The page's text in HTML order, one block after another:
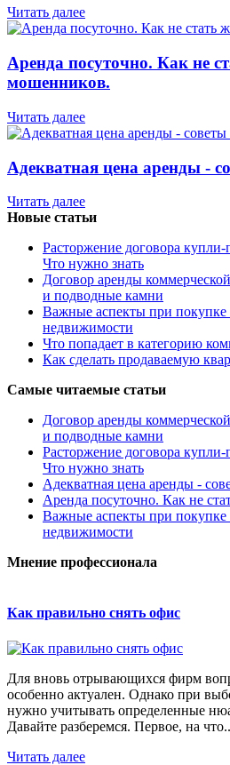
Читать далее
Аренда посуточно. Как не
мошенников.
Читать далее
Адекватная цена аренды -
Читать далее
Новые статьи
Расторжение договора
Что нужно знать
Договор аренды
и подводные камни
Важные аспекты при покупке
недвижимости
Что попадает в категорию
Как сделать продаваемую
Самые читаемые статьи
Договор аренды
и подводные камни
Расторжение договора
Что нужно знать
Адекватная цена аренды -
Аренда посуточно. Как не
Важные аспекты при покупке
недвижимости
Мнение профессионала
Как правильно снять офис
Для вновь отрывающихся фирм
особенно актуален. Однако при
нужно учитывать определенные
Давайте разберемся. Первое, на
Читать далее